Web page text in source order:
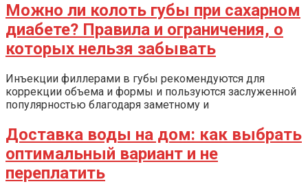
Можно ли колоть губы при сахарном
диабете? Правила и ограничения, о
которых нельзя забывать
Инъекции филлерами в губы рекомендуются для
коррекции объема и формы и пользуются заслуженной
популярностью благодаря заметному и
Доставка воды на дом: как выбрать
оптимальный вариант и не
переплатить